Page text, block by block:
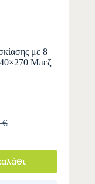
με 8
Μπεζ
€